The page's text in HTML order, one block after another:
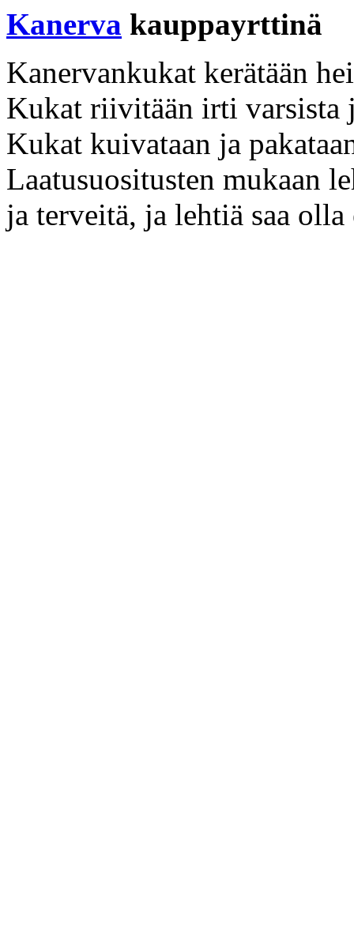
Kanerva kauppayrttinä
Kanervankukat kerätään
Kukat riivitään irti varsista
Kukat kuivataan ja
Laatusuositusten mukaan
ja terveitä, ja lehtiä saa